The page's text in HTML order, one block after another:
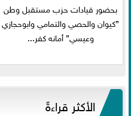
بحضور قيادات حزب مستقبل وطن
”كيوان والحصي والتمامي وابوحجازي
وعيسي” أمانه كفر...
الأكثر قراءةً